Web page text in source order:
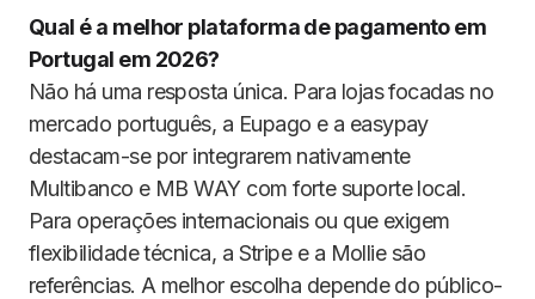
Qual é a melhor plataforma de pagamento em
Portugal em 2026?
Não há uma resposta única. Para lojas focadas no
mercado português, a Eupago e a easypay
destacam-se por integrarem nativamente
Multibanco e MB WAY com forte suporte local.
Para operações internacionais ou que exigem
flexibilidade técnica, a Stripe e a Mollie são
referências. A melhor escolha depende do público-